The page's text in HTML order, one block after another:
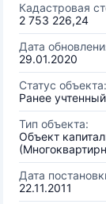
Кадастровая
2 753 226,24
Дата
29.01.2020
Статус объекта:
Ранее учтенный
Тип объекта:
Объект
Дата
22.11.2011